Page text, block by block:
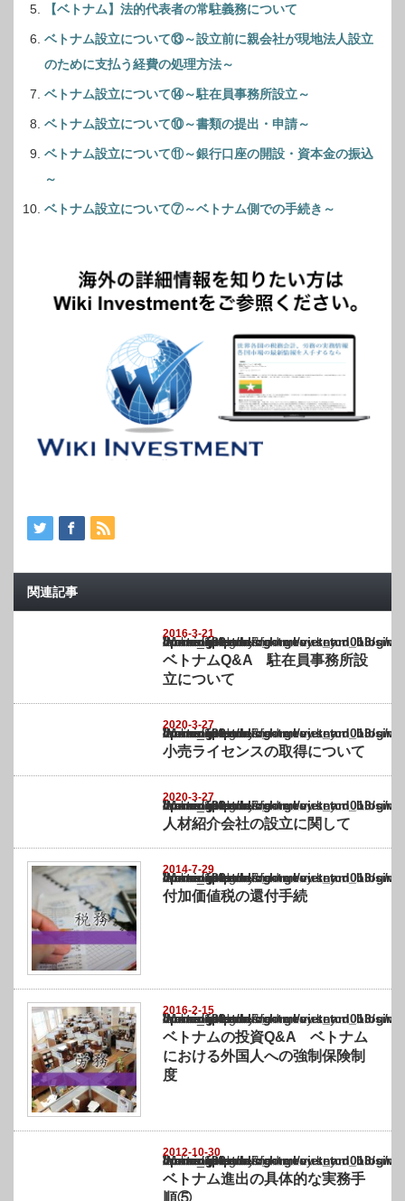
【ベトナム】法的代表者の常駐義務について
ベトナム設立について⑬～設立前に親会社が現地法人設立
のために支払う経費の処理方法～
ベトナム設立について⑭～駐在員事務所設立～
ベトナム設立について⑩～書類の提出・申請～
ベトナム設立について⑪～銀行口座の開設・資本金の振込
～
ベトナム設立について⑦～ベトナム側での手続き～
関連記事
2016-3-21
Warning
: Undefined array key "show_category" in
/home/netst/kuno-cpa.co.jp/public_html/vietnam_blog/wp-content/themes/
on line183
ベトナムQ&A 駐在員事務所設
立について
2020-3-27
Warning
: Undefined array key "show_category" in
/home/netst/kuno-cpa.co.jp/public_html/vietnam_blog/wp-content/themes/
on line183
小売ライセンスの取得について
2020-3-27
Warning
: Undefined array key "show_category" in
/home/netst/kuno-cpa.co.jp/public_html/vietnam_blog/wp-content/themes/
on line183
人材紹介会社の設立に関して
2014-7-29
Warning
: Undefined array key "show_category" in
/home/netst/kuno-cpa.co.jp/public_html/vietnam_blog/wp-content/themes/
on line183
付加価値税の還付手続
2016-2-15
Warning
: Undefined array key "show_category" in
/home/netst/kuno-cpa.co.jp/public_html/vietnam_blog/wp-content/themes/
on line183
ベトナムの投資Q&A ベトナム
における外国人への強制保険制
度
2012-10-30
Warning
: Undefined array key "show_category" in
/home/netst/kuno-cpa.co.jp/public_html/vietnam_blog/wp-content/themes/
on line183
ベトナム進出の具体的な実務手
順⑤